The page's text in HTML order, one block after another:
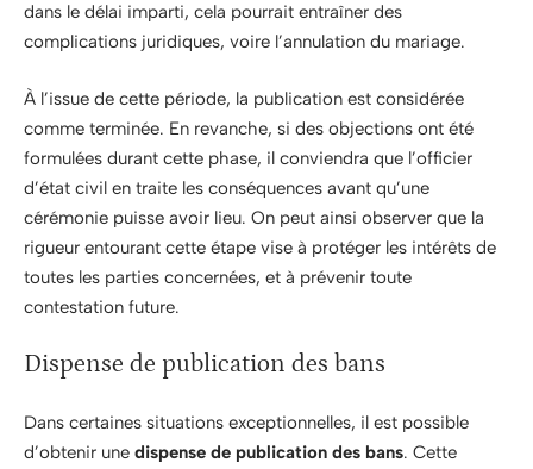
dans le délai imparti, cela pourrait entraîner des
complications juridiques, voire l’annulation du mariage.
À l’issue de cette période, la publication est considérée
comme terminée. En revanche, si des objections ont été
formulées durant cette phase, il conviendra que l’officier
d’état civil en traite les conséquences avant qu’une
cérémonie puisse avoir lieu. On peut ainsi observer que la
rigueur entourant cette étape vise à protéger les intérêts de
toutes les parties concernées, et à prévenir toute
contestation future.
Dispense de publication des bans
Dans certaines situations exceptionnelles, il est possible
d’obtenir une dispense de publication des bans. Cette